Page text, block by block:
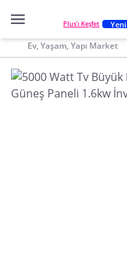
Plus'ı Keşfet Yeni
Ev, Yaşam, Yapı Market